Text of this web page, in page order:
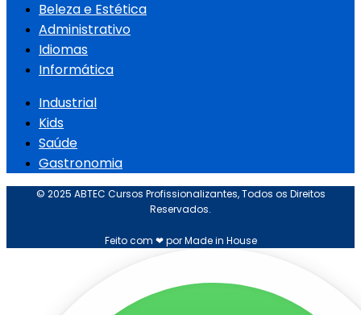
Beleza e Estética
Administrativo
Idiomas
Informática
Industrial
Kids
Saúde
Gastronomia
© 2025 ABTEC Cursos Profissionalizantes, Todos os Direitos
Reservados.
Feito com ❤ por Made in House